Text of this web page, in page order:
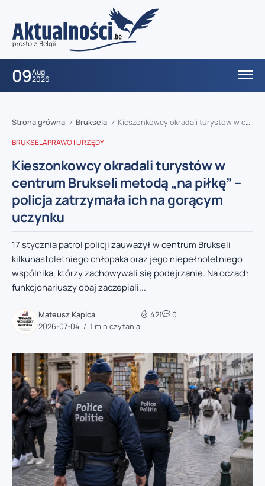
09Aug
2026
Strona główna / Bruksela / Kieszonkowcy okradali turystów w centrum Brukseli metodą „na piłkę” – policja zatrzymała ich na gorącym uczynku
BRUKSELAPRAWO I URZĘDY
Kieszonkowcy okradali turystów w
centrum Brukseli metodą „na piłkę” –
policja zatrzymała ich na gorącym
uczynku
17 stycznia patrol policji zauważył w centrum Brukseli
kilkunastoletniego chłopaka oraz jego niepełnoletniego
wspólnika, którzy zachowywali się podejrzanie. Na oczach
funkcjonariuszy obaj zaczepiali...
Mateusz Kapica
2026-07-04
1 min czytania
421 0